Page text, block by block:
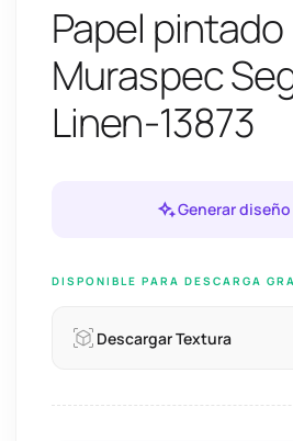
Papel pintado
Muraspec
Linen-13873
Generar
DISPONIBLE PARA DESCARGA
Descargar Textura